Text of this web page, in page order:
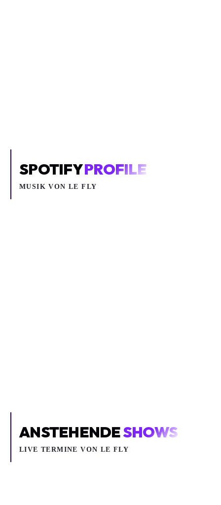
SPOTIFYPROFILE
MUSIK VONLE FLY
ANSTEHENDESHOWS
LIVE TERMINE VON LE FLY